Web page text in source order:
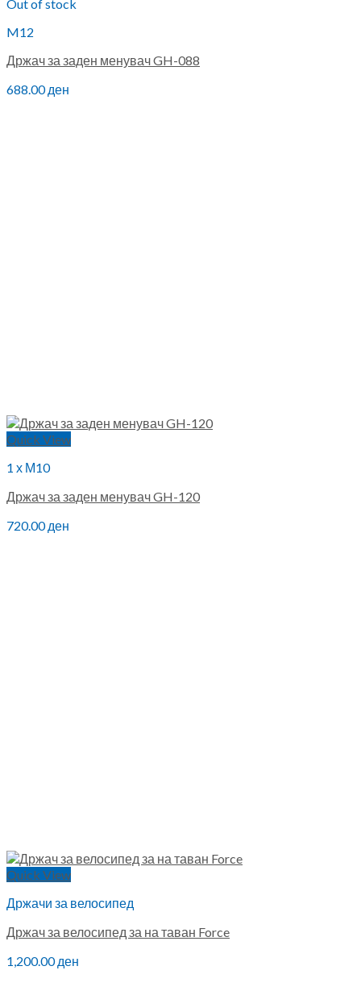
Out of stock
M12
Држач за заден менувач GH-088
688.00ден
Quick View
1 х М10
Држач за заден менувач GH-120
720.00ден
Quick View
Држачи за велосипед
Држач за велосипед за на таван Force
1,200.00ден